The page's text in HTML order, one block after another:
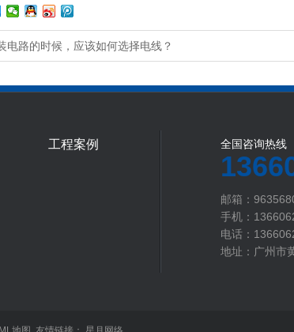
电路的时候，应该如何选择电线？
工程案例 全国咨询热线
邮箱：
手机：
电话：
地址：广州市